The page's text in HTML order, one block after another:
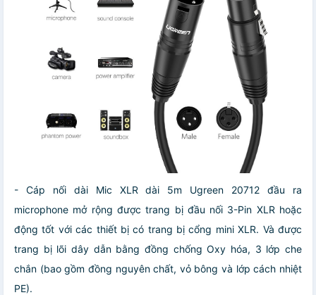
- Cáp nối dài Mic XLR dài 5m Ugreen 20712 đầu ra
microphone mở rộng được trang bị đầu nối 3-Pin XLR hoặc
động tốt với các thiết bị có trang bị cổng mini XLR. Và được
trang bị lõi dây dẫn bằng đồng chống Oxy hóa, 3 lớp che
chắn (bao gồm đồng nguyên chất, vỏ bông và lớp cách nhiệt
PE).